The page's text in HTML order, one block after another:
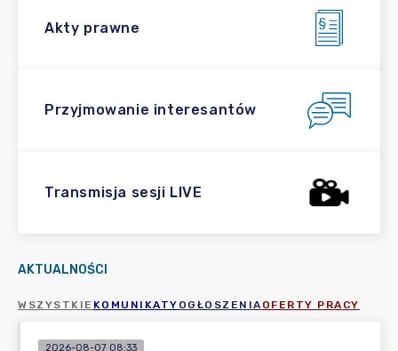
Akty prawne
Przyjmowanie interesantów
Transmisja sesji LIVE
AKTUALNOŚCI
WSZYSTKIE KOMUNIKATY OGŁOSZENIA OFERTY PRACY
2026-08-07 08:33